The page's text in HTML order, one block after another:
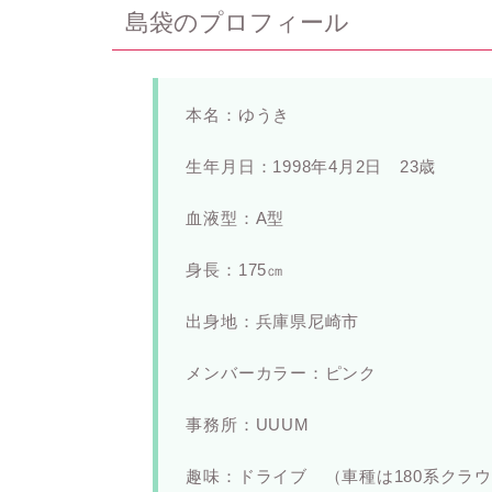
島袋のプロフィール
本名：ゆうき
生年月日：1998年4月2日 23歳
血液型：A型
身長：175㎝
出身地：兵庫県尼崎市
メンバーカラー：ピンク
事務所：UUUM
趣味：ドライブ （車種は180系クラウ